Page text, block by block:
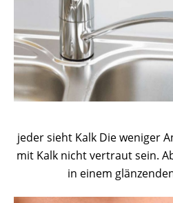
jeder sieht Kalk Die weniger
mit Kalk nicht vertraut sein.
in einem